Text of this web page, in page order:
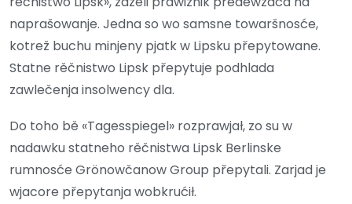
naprašowanje. Jedna so wo samsne towaršnosće,
kotrež buchu minjeny pjatk w Lipsku přepytowane.
Statne rěčnistwo Lipsk přepytuje podhlada
zawlečenja insolwency dla.
Do toho bě «Tagesspiegel» rozprawjał, zo su w
nadawku statneho rěčnistwa Lipsk Berlinske
rumnosće Grönowčanow Group přepytali. Zarjad je
wjacore přepytanja wobkrućił.